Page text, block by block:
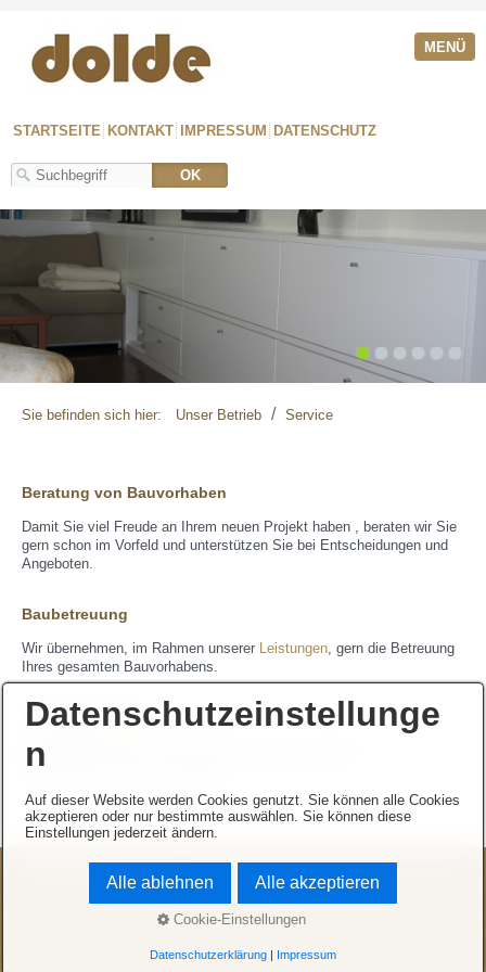
MENÜ
STARTSEITE KONTAKT IMPRESSUM DATENSCHUTZ
1 2 3 4 5 6
Sie befinden sich hier: Unser Betrieb / Service
Beratung von Bauvorhaben
Damit Sie viel Freude an Ihrem neuen Projekt haben , beraten wir Sie
gern schon im Vorfeld und unterstützen Sie bei Entscheidungen und
Angeboten.
Baubetreuung
Wir übernehmen, im Rahmen unserer Leistungen, gern die Betreuung
Ihres gesamten Bauvorhabens.
Materialbestellung
Gern helfen wir Ihnen, im Rahmen Ihres Bauvorhabens,
Materialwünsche zu koordinieren.
© 2026 Schreinerei Dolde
Datenschutzeinstellunge
n
Auf dieser Website werden Cookies genutzt. Sie können alle Cookies
akzeptieren oder nur bestimmte auswählen. Sie können diese
Einstellungen jederzeit ändern.
Alle ablehnen Alle akzeptieren
Cookie-Einstellungen
Datenschutzerklärung| Impressum